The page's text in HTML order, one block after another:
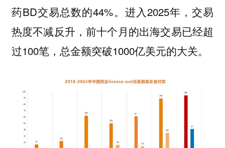
药BD交易总数的44%。进入2025年，交易
热度不减反升，前十个月的出海交易已经超
过100笔，总金额突破1000亿美元的大关。